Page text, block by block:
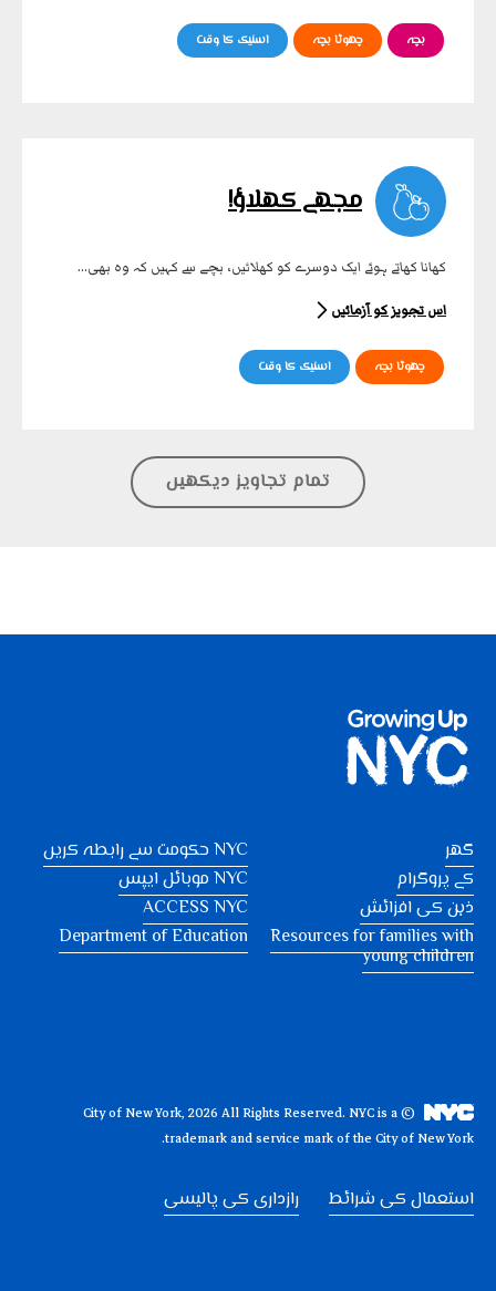
بچہ چھوٹا بچہ اسنیک کا وقت
مجھے کھلاؤ!
کھانا کھاتے ہوئے ایک دوسرے کو کھلائیں، بچے سے کہیں کہ وہ بھی...
اس تجویز کو آزمائیں
چھوٹا بچہ اسنیک کا وقت
تمام تجاویز دیکھیں
گھر
کے پروگرام
ذہن کی افزائش
Resources for families with
young children
NYC حکومت سے رابطہ کریں
NYC موبائل ایپس
ACCESS NYC
Department of Education
© City of New York, 2026 All Rights Reserved.
NYC is a
trademark and service mark of the City of New York.
استعمال کی شرائط رازداری کی پالیسی